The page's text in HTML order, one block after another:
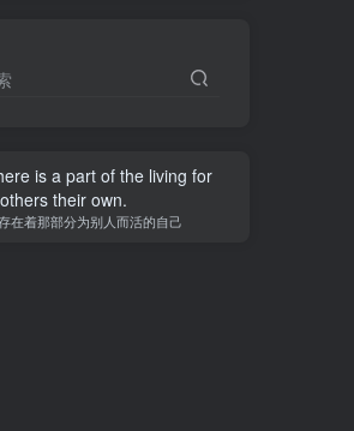
is a part of the living for
others their own.
在着那部分为别人而活的自己